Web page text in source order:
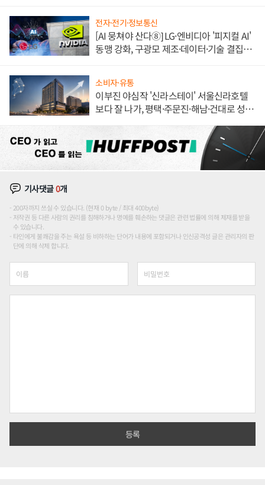
전자·전기·정보통신
[AI 뭉쳐야 산다⑧] LG·엔비디아 '피지컬 AI'
동맹 강화, 구광모 제조·데이터·기술 결집
소비자·유통
이부진 야심작 '신라스테이' 서울신라호텔
보다 잘 나가, 평택·주문진·해남·건대로 성
기사댓글0개
200자까지 쓰실 수 있습니다. (현재 0 byte / 최대 400byte)
저작권 등 다른 사람의 권리를 침해하거나 명예를 훼손하는 댓글은 관련 법률에 의해 제재를 받을
수 있습니다.
타인에게 불쾌감을 주는 욕설 등 비하하는 단어가 내용에 포함되거나 인신공격성 글은 관리자의 판
단에 의해 삭제 합니다.